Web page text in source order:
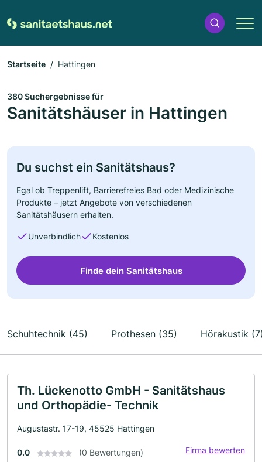
Startseite Hattingen
380 Suchergebnisse für
Sanitätshäuser in Hattingen
Du suchst ein Sanitätshaus?
Egal ob Treppenlift, Barrierefreies Bad oder Medizinische
Produkte – jetzt Angebote von verschiedenen
Sanitätshäusern erhalten.
Unverbindlich Kostenlos
Finde dein Sanitätshaus
Schuhtechnik (45) Prothesen (35) Hörakustik
Th. Lückenotto GmbH - Sanitätshaus
und Orthopädie- Technik
Augustastr. 17-19, 45525 Hattingen
0.0 (0 Bewertungen) Firma bewerten